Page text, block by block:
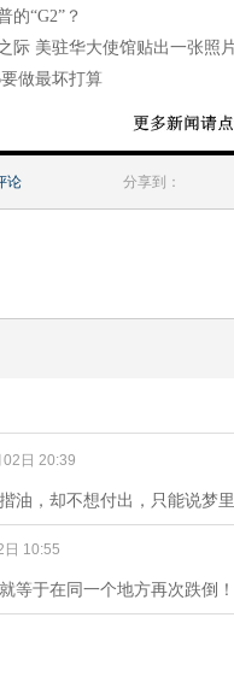
的“G2”？
际 美驻华大使馆贴出一张照
做最坏打算
论 分享到：
日 20:39
油，却不想付出，只能说梦里
10:55
等于在同一个地方再次跌倒